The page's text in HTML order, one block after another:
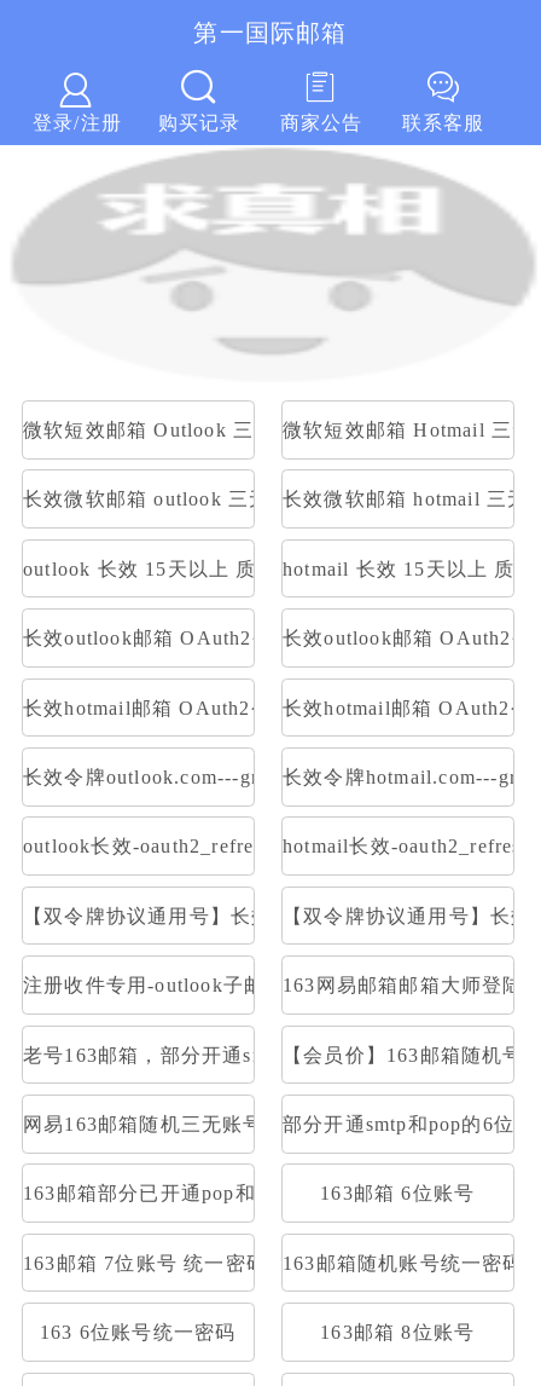
第一国际邮箱
登录/注册 购买记录 商家公告 联系客服
微软短效邮箱 Outlook 三无随机账号 随机密码
微软短效邮箱 Hotmail 三无
长效微软邮箱 outlook 三无随机账号 随机密码
长效微软邮箱 hotmail 三无
outlook 长效 15天以上 质保一周内首登hotmail 长效 15天以上 质
长效outlook邮箱 OAuth2令牌号【已触发7天】 支持
长效outlook邮箱 OAuth2令
长效hotmail邮箱 OAuth2令牌号【已触发7天】 支持
长效hotmail邮箱 OAuth2令
长效令牌outlook.com---graph取件长效令牌hotmail.com---
outlook长效-oauth2_refresh_token号 令牌号 邮件获取
hotmail长效-
【双令牌协议通用号】长效Outlook邮箱 支持Graph令牌
【双令牌协议通用号】长
注册收件专用-outlook子邮箱-OAuth2令牌号imap pop或
163网易邮箱邮箱大师登陆
老号163邮箱，部分开通smtp和pop【会员价】163邮箱随机号
网易163邮箱随机三无账号 部分开通smtp和pop的6位
163邮箱部分已开通pop和smtp网易邮箱3无可收发
163邮箱 6位账号
163邮箱 7位账号 统一密码 163邮箱随机账号统一密码
163 6位账号统一密码 163邮箱 8位账号